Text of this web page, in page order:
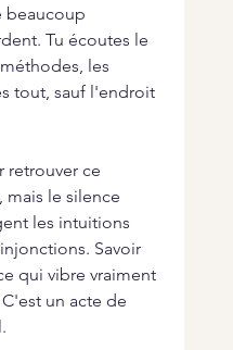
beaucoup
Tu écoutes le
les
tout, sauf l'endroit
retrouver ce
mais le silence
les intuitions
Savoir
qui vibre vraiment
un acte de